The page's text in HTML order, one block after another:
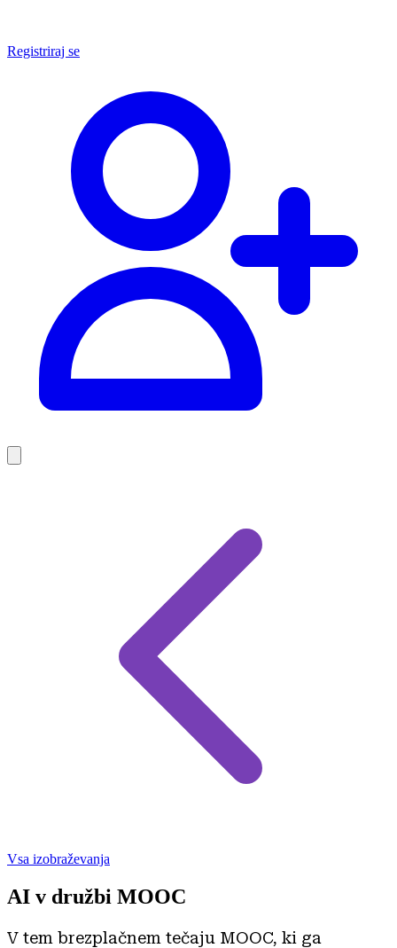
Registriraj se
Vsa izobraževanja
AI v družbi MOOC
V tem brezplačnem tečaju MOOC, ki ga